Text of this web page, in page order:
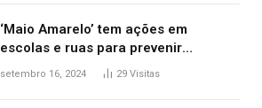
‘Maio Amarelo’ tem ações em
escolas e ruas para prevenir
acidentes no trânsito no AP
setembro 16, 2024 29 Visitas